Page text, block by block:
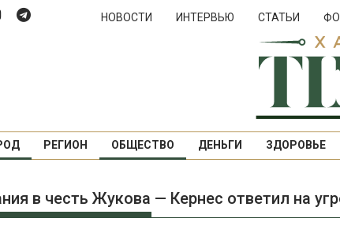
НОВОСТИ ИНТЕРВЬЮ СТАТЬИ
РЕГИОН ОБЩЕСТВО ДЕНЬГИ ЗДОРОВЬЕ
в честь Жукова — Кернес ответил на